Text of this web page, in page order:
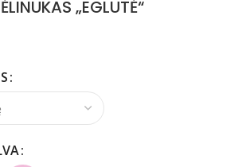
„EGLUTĖ“